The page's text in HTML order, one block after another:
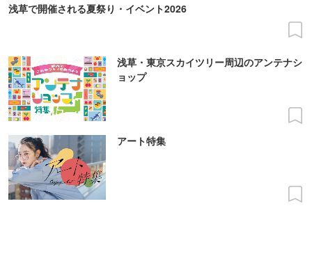
浅草で開催される夏祭り・イベント2026
浅草・東京スカイツリー周辺のアンテナシ
ョップ
アート特集